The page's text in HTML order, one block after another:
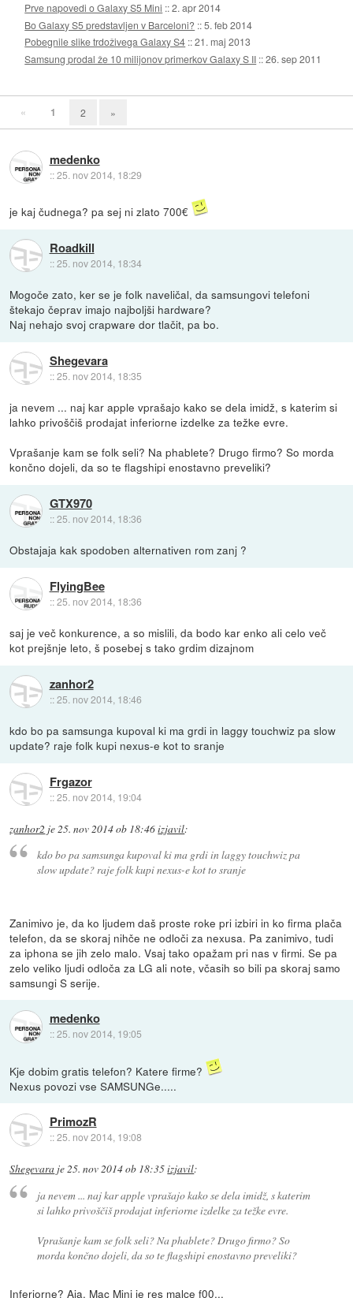
Prve napovedi o Galaxy S5 Mini ::2. apr 2014
Bo Galaxy S5 predstavljen v Barceloni? ::5. feb 2014
Pobegnile slike trdoživega Galaxy S4 ::21. maj 2013
Samsung prodal že 10 milijonov primerkov Galaxy S II ::26. sep 2011
« 1 2 »
medenko
::25. nov 2014, 18:29
je kaj čudnega? pa sej ni zlato 700€
Roadkill
::25. nov 2014, 18:34
Mogoče zato, ker se je folk naveličal, da samsungovi telefoni
štekajo čeprav imajo najboljši hardware?
Naj nehajo svoj crapware dor tlačit, pa bo.
Shegevara
::25. nov 2014, 18:35
ja nevem ... naj kar apple vprašajo kako se dela imidž, s katerim si
lahko privoščiš prodajat inferiorne izdelke za težke evre.
Vprašanje kam se folk seli? Na phablete? Drugo firmo? So morda
končno dojeli, da so te flagshipi enostavno preveliki?
GTX970
::25. nov 2014, 18:36
Obstajaja kak spodoben alternativen rom zanj ?
FlyingBee
::25. nov 2014, 18:36
saj je več konkurence, a so mislili, da bodo kar enko ali celo več
kot prejšnje leto, š posebej s tako grdim dizajnom
zanhor2
::25. nov 2014, 18:46
kdo bo pa samsunga kupoval ki ma grdi in laggy touchwiz pa slow
update? raje folk kupi nexus-e kot to sranje
Frgazor
::25. nov 2014, 19:04
zanhor2 je 25. nov 2014 ob 18:46izjavil:
kdo bo pa samsunga kupoval ki ma grdi in laggy touchwiz pa
slow update? raje folk kupi nexus-e kot to sranje
Zanimivo je, da ko ljudem daš proste roke pri izbiri in ko firma plača
telefon, da se skoraj nihče ne odloči za nexusa. Pa zanimivo, tudi
za iphona se jih zelo malo. Vsaj tako opažam pri nas v firmi. Se pa
zelo veliko ljudi odloča za LG ali note, včasih so bili pa skoraj samo
samsungi S serije.
medenko
::25. nov 2014, 19:05
Kje dobim gratis telefon? Katere firme?
Nexus povozi vse SAMSUNGe.....
PrimozR
::25. nov 2014, 19:08
Shegevara je25. nov 2014 ob 18:35izjavil:
ja nevem ... naj kar apple vprašajo kako se dela imidž, s katerim
si lahko privoščiš prodajat inferiorne izdelke za težke evre.
Vprašanje kam se folk seli? Na phablete? Drugo firmo? So
morda končno dojeli, da so te flagshipi enostavno preveliki?
Inferiorne? Aja, Mac Mini je res malce f00...